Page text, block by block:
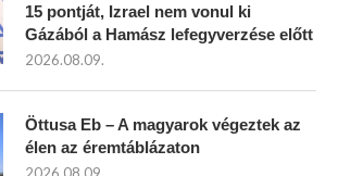
15 pontját, Izrael nem vonul ki
Gázából a Hamász lefegyverzése előtt
2026.08.09.
Öttusa Eb – A magyarok végeztek az
élen az éremtáblázaton
2026.08.09.